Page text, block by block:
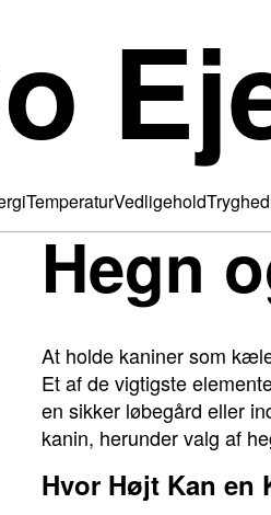
TemperaturVedligeholdTryghed
Hegn
At holde kaniner som
Et af de vigtigste
en sikker løbegård eller
kanin, herunder valg af
Hvor Højt Kan en